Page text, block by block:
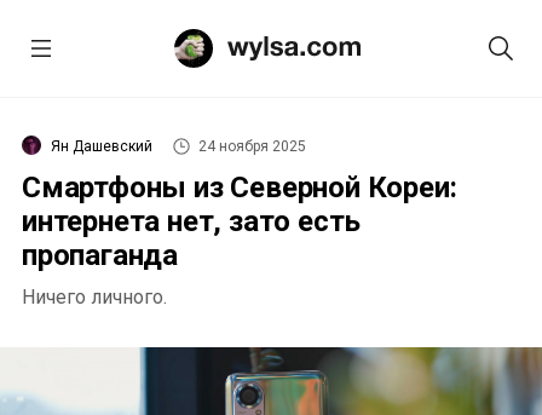
Ян Дашевский 24 ноября 2025
Смартфоны из Северной Кореи:
интернета нет, зато есть
пропаганда
Ничего личного.